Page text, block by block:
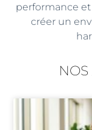
performance et
créer un
NOS